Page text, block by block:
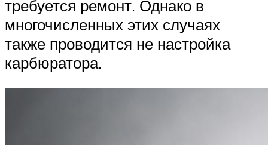
требуется ремонт. Однако в
многочисленных этих случаях
также проводится не настройка
карбюратора.